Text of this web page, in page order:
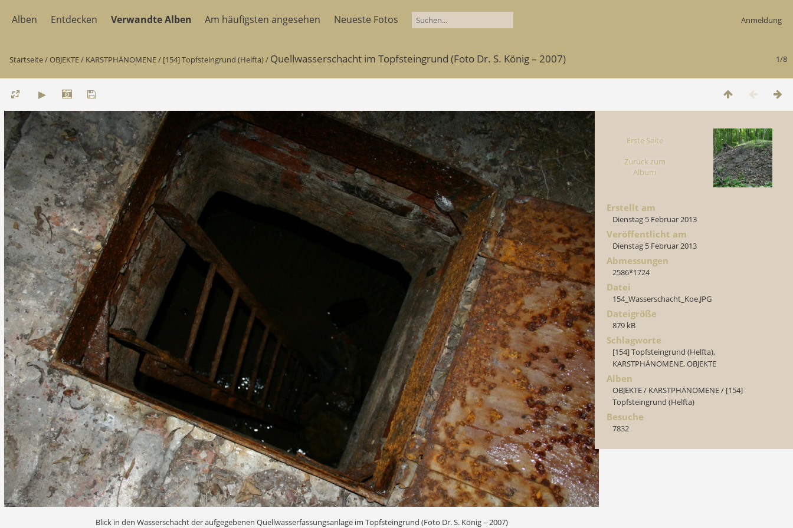
Alben Entdecken Verwandte Alben Am häufigsten angesehen Neueste Fotos Anmeldung
1/8
Startseite/OBJEKTE/ KARSTPHÄNOMENE/ [154] Topfsteingrund (Helfta)/ Quellwasserschacht im Topfsteingrund (Foto Dr. S. König – 2007)
Blick in den Wasserschacht der aufgegebenen Quellwasserfassungsanlage im Topfsteingrund (Foto Dr. S. König – 2007)
Erste Seite
Zurück zum
Album
Erstellt am
Dienstag 5 Februar 2013
Veröffentlicht am
Dienstag 5 Februar 2013
Abmessungen
2586*1724
Datei
154_Wasserschacht_Koe.JPG
Dateigröße
879 kB
Schlagworte
[154] Topfsteingrund (Helfta),
KARSTPHÄNOMENE,OBJEKTE
Alben
OBJEKTE/ KARSTPHÄNOMENE/ [154]
Topfsteingrund (Helfta)
Besuche
7832